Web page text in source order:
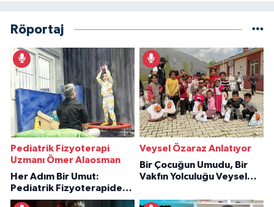
Röportaj
Pediatrik Fizyoterapi
Uzmanı Ömer Alaosman
Her Adım Bir Umut:
Pediatrik Fizyoterapiden
İlham Veren Hikâyeler
Veysel Özaraz Anlatıyor
Bir Çocuğun Umudu, Bir
Vakfın Yolculuğu Veysel